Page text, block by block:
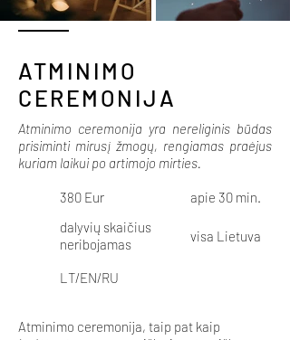
ATMINIMO
CEREMONIJA
Atminimo ceremonija yra nereliginis būdas
prisiminti mirusį žmogų, rengiamas praėjus
kuriam laikui po artimojo mirties.
380 Eur
apie 30 min.
dalyvių skaičius
neribojamas
visa Lietuva
LT/EN/RU
Atminimo ceremonija, taip pat kaip